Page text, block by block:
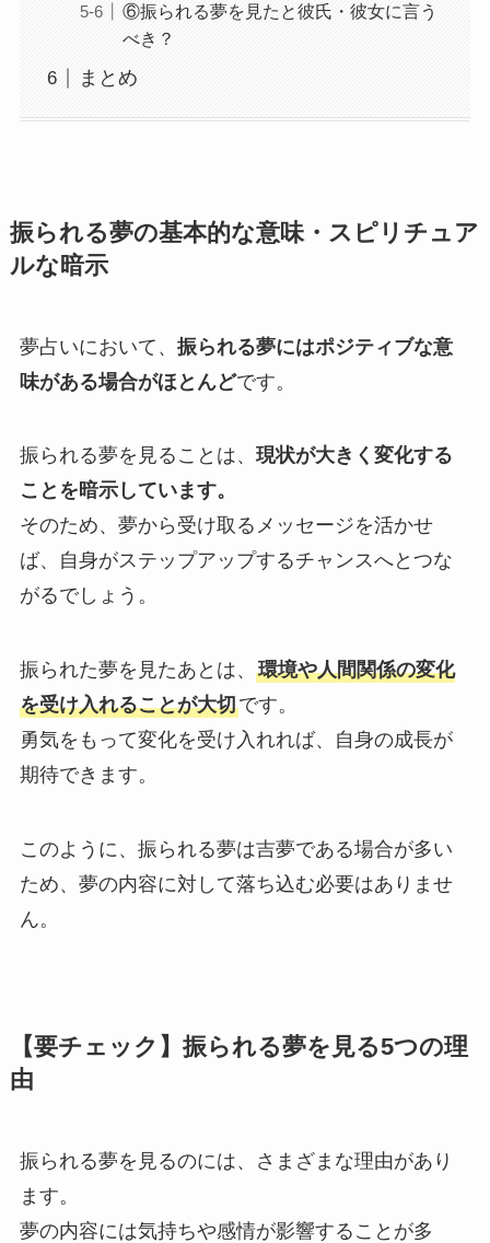
⑥振られる夢を見たと彼氏・彼女に言う
べき？
まとめ
振られる夢の基本的な意味・スピリチュア
ルな暗示
夢占いにおいて、 振られる夢にはポジティブな意
味がある場合がほとんどです。
振られる夢を見ることは、 現状が大きく変化する
ことを暗示しています。
そのため、夢から受け取るメッセージを活かせ
ば、自身がステップアップするチャンスへとつな
がるでしょう。
振られた夢を見たあとは、 環境や人間関係の変化
を受け入れることが大切です。
勇気をもって変化を受け入れれば、自身の成長が
期待できます。
このように、振られる夢は吉夢である場合が多い
ため、夢の内容に対して落ち込む必要はありませ
ん。
【要チェック】振られる夢を見る5つの理
由
振られる夢を見るのには、さまざまな理由があり
ます。
夢の内容には気持ちや感情が影響することが多